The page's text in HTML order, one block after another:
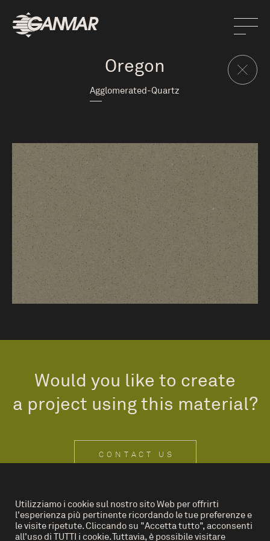
Oregon
Agglomerated-Quartz
Would you like to create
a project using this material?
CONTACT US
IT EN
Utilizziamo i cookie sul nostro sito Web per offrirti
l'esperienza più pertinente ricordando le tue preferenze e
le visite ripetute. Cliccando su "Accetta tutto", acconsenti
all'uso di TUTTI i cookie. Tuttavia, è possibile visitare